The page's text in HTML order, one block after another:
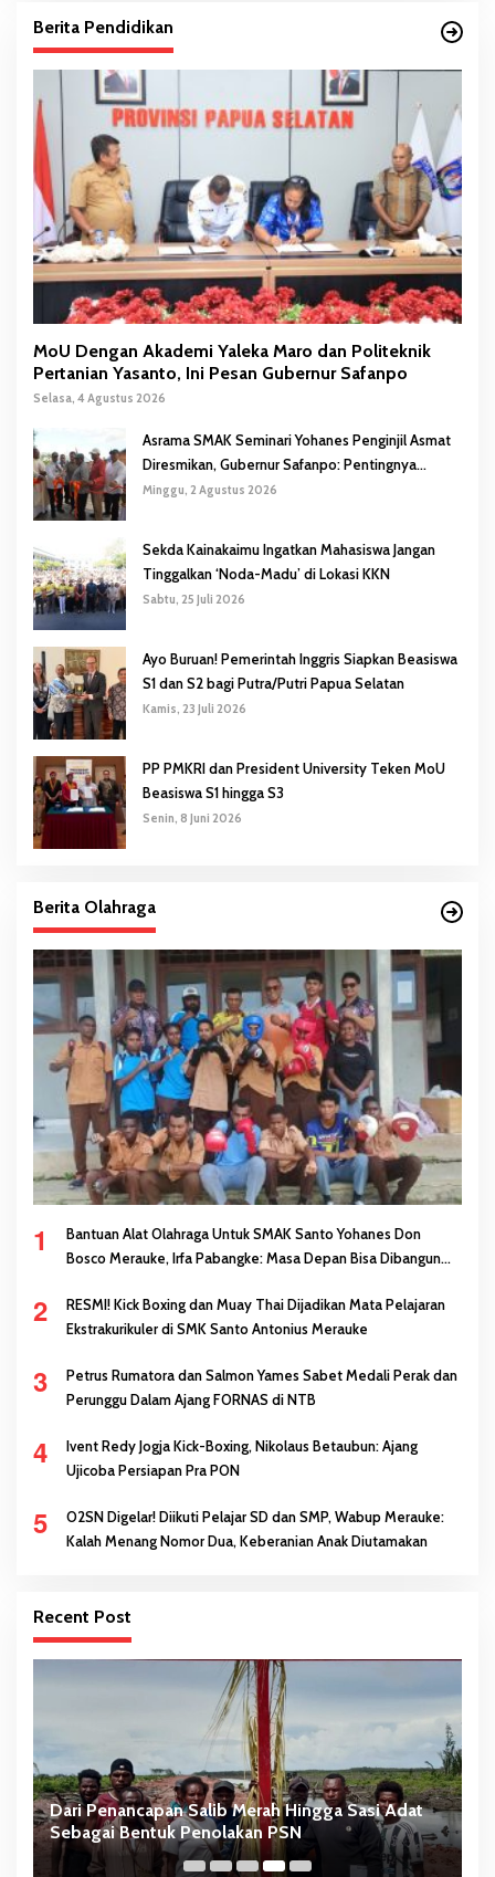
Berita Pendidikan
MoU Dengan Akademi Yaleka Maro dan Politeknik
Pertanian Yasanto, Ini Pesan Gubernur Safanpo
Selasa, 4 Agustus 2026
Asrama SMAK Seminari Yohanes Penginjil Asmat
Diresmikan, Gubernur Safanpo: Pentingnya
Pendidikan Karakter
Minggu, 2 Agustus 2026
Sekda Kainakaimu Ingatkan Mahasiswa Jangan
Tinggalkan ‘Noda-Madu’ di Lokasi KKN
Sabtu, 25 Juli 2026
Ayo Buruan! Pemerintah Inggris Siapkan Beasiswa
S1 dan S2 bagi Putra/Putri Papua Selatan
Kamis, 23 Juli 2026
PP PMKRI dan President University Teken MoU
Beasiswa S1 hingga S3
Senin, 8 Juni 2026
Berita Olahraga
1
Bantuan Alat Olahraga Untuk SMAK Santo Yohanes Don
Bosco Merauke, Irfa Pabangke: Masa Depan Bisa Dibangun
2
RESMI! Kick Boxing dan Muay Thai Dijadikan Mata Pelajaran
Ekstrakurikuler di SMK Santo Antonius Merauke
3
Petrus Rumatora dan Salmon Yames Sabet Medali Perak dan
Perunggu Dalam Ajang FORNAS di NTB
4
Ivent Redy Jogja Kick-Boxing, Nikolaus Betaubun: Ajang
Ujicoba Persiapan Pra PON
5
O2SN Digelar! Diikuti Pelajar SD dan SMP, Wabup Merauke:
Kalah Menang Nomor Dua, Keberanian Anak Diutamakan
Recent Post
Dari Penancapan Salib Merah Hingga Sasi Adat
Sebagai Bentuk Penolakan PSN